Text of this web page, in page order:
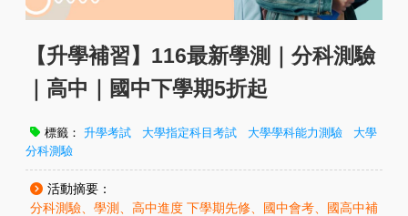
【升學補習】116最新學測｜分科測驗
｜高中｜國中下學期5折起
標籤：升學考試 大學指定科目考試 大學學科能力測驗
大學
分科測驗
活動摘要：
分科測驗、學測、高中進度 下學期先修、國中會考、國高中補